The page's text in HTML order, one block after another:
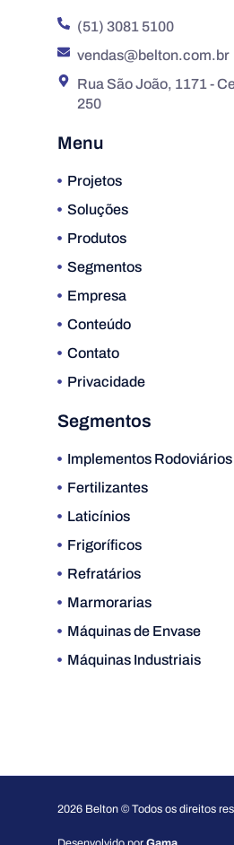
Menu
Projetos
Soluções
Produtos
Segmentos
Empresa
Conteúdo
Contato
Privacidade
Segmentos
Implementos Rodoviários
Fertilizantes
Laticínios
Frigoríficos
Refratários
Marmorarias
Máquinas de Envase
Máquinas Industriais
(51) 3081 5100
vendas@belton.com.br
Rua São João, 1171 -
250
2026 Belton © Todos os direitos